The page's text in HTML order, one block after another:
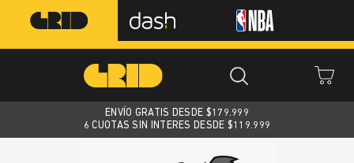
ENVÍO GRATIS DESDE $179.999
6 CUOTAS SIN INTERES DESDE $119.999